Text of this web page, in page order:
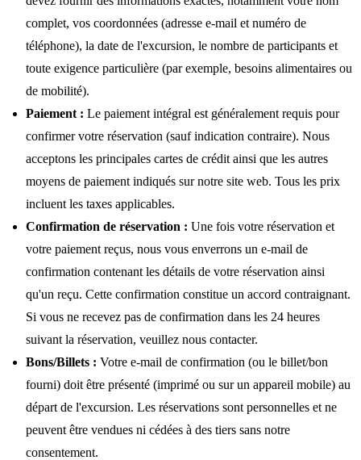
complet, vos coordonnées (adresse e-mail et numéro de
téléphone), la date de l'excursion, le nombre de participants et
toute exigence particulière (par exemple, besoins alimentaires ou
de mobilité).
Paiement : Le paiement intégral est généralement requis pour
confirmer votre réservation (sauf indication contraire). Nous
acceptons les principales cartes de crédit ainsi que les autres
moyens de paiement indiqués sur notre site web. Tous les prix
incluent les taxes applicables.
Confirmation de réservation : Une fois votre réservation et
votre paiement reçus, nous vous enverrons un e-mail de
confirmation contenant les détails de votre réservation ainsi
qu'un reçu. Cette confirmation constitue un accord contraignant.
Si vous ne recevez pas de confirmation dans les 24 heures
suivant la réservation, veuillez nous contacter.
Bons/Billets : Votre e-mail de confirmation (ou le billet/bon
fourni) doit être présenté (imprimé ou sur un appareil mobile) au
départ de l'excursion. Les réservations sont personnelles et ne
peuvent être vendues ni cédées à des tiers sans notre
consentement.